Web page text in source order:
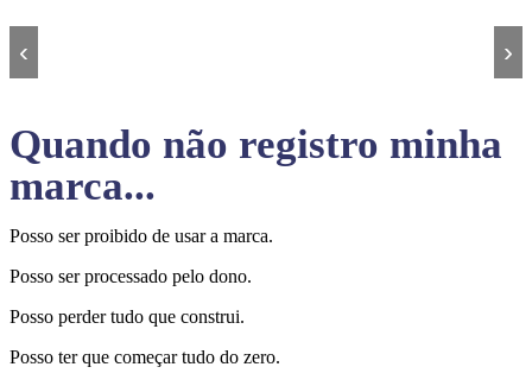
‹ ›
Quando não registro minha
marca...
Posso ser proibido de usar a marca.
Posso ser processado pelo dono.
Posso perder tudo que construi.
Posso ter que começar tudo do zero.